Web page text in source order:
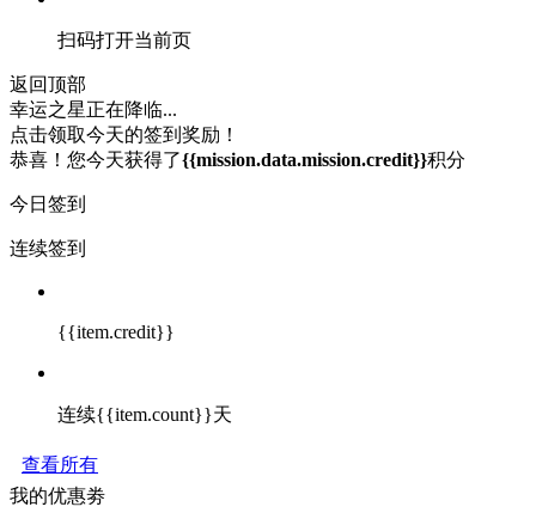
扫码打开当前页
返回顶部
幸运之星正在降临...
点击领取今天的签到奖励！
恭喜！您今天获得了{{mission.data.mission.credit}}积分
今日签到
连续签到
{{item.credit}}
连续{{item.count}}天
查看所有
我的优惠劵